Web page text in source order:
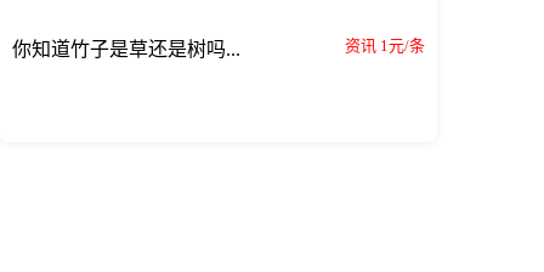
你知道竹子是草还是树吗... 资讯 1元/条